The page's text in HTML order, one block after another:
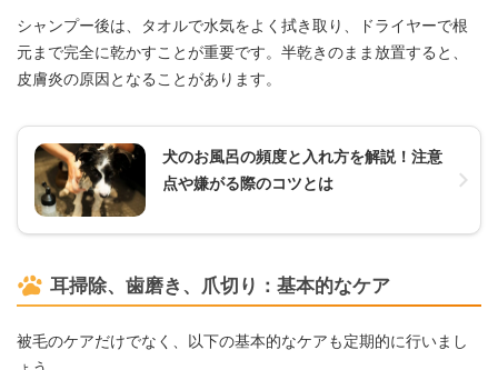
シャンプー後は、タオルで水気をよく拭き取り、ドライヤーで根
元まで完全に乾かすことが重要です。半乾きのまま放置すると、
皮膚炎の原因となることがあります。
犬のお風呂の頻度と入れ方を解説！注意
点や嫌がる際のコツとは
耳掃除、歯磨き、爪切り：基本的なケア
被毛のケアだけでなく、以下の基本的なケアも定期的に行いまし